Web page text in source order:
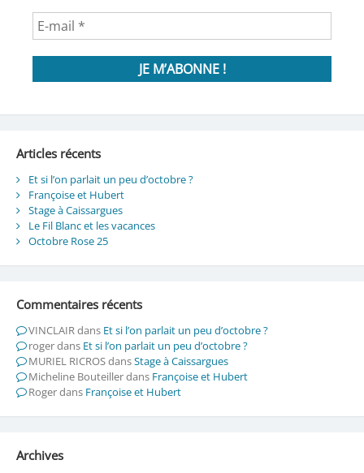
Articles récents
Et si l’on parlait un peu d’octobre ?
Françoise et Hubert
Stage à Caissargues
Le Fil Blanc et les vacances
Octobre Rose 25
Commentaires récents
VINCLAIRdans Et si l’on parlait un peu d’octobre ?
rogerdans Et si l’on parlait un peu d’octobre ?
MURIEL RICROSdansStage à Caissargues
Micheline Bouteillerdans Françoise et Hubert
Rogerdans Françoise et Hubert
Archives